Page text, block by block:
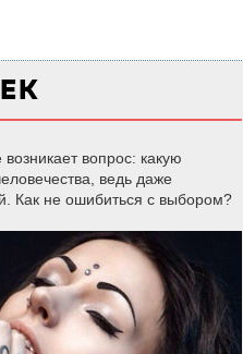
вопрос: какую
ведь даже
Как не ошибиться с выбором?